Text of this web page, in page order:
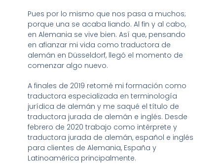
Pues por lo mismo que nos pasa a muchos;
porque una se acaba liando. Al fin y al cabo,
en Alemania se vive bien. Así que, pensando
en afianzar mi vida como traductora de
alemán en Düsseldorf, llegó el momento de
comenzar algo nuevo.
A finales de 2019 retomé mi formación como
traductora especializada en terminología
jurídica de alemán y me saqué el título de
traductora jurada de alemán e inglés. Desde
febrero de 2020 trabajo como intérprete y
traductora jurada de alemán, español e inglés
para clientes de Alemania, España y
Latinoamérica principalmente.